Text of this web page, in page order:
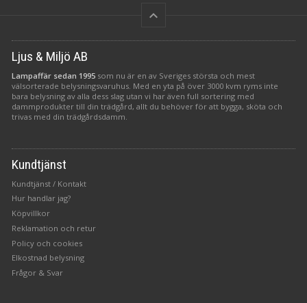
keyboard_arrow_up
Ljus & Miljö AB
Lampaffär sedan 1995 som nu är en av Sveriges största och mest
välsorterade belysningsvaruhus. Med en yta på över 3000 kvm ryms inte
bara belysning av alla dess slag utan vi har även full sortering med
dammprodukter till din trädgård, allt du behöver för att bygga, sköta och
trivas med din trädgårdsdamm.
Kundtjänst
Kundtjänst / Kontakt
Hur handlar jag?
Köpvillkor
Reklamation och retur
Policy och cookies
Elkostnad belysning
Frågor & Svar